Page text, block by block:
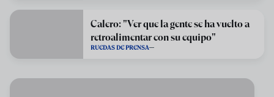
Calero: "Ver que la gente se ha vuelto a
retroalimentar con su equipo"
RUEDAS DE PRENSA